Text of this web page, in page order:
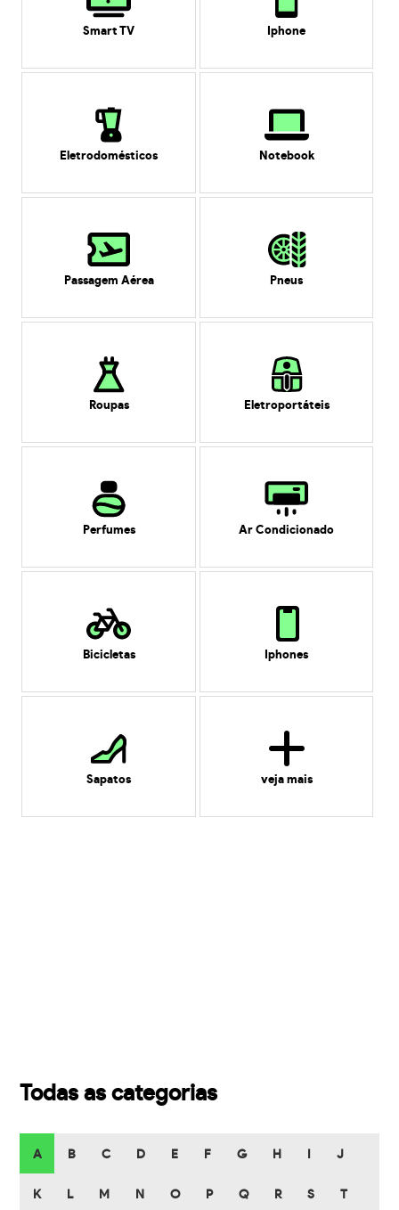
Smart TV Iphone
Eletrodomésticos Notebook
Passagem Aérea Pneus
Roupas Eletroportáteis
Perfumes Ar Condicionado
Bicicletas Iphones
Sapatos veja mais
Todas as categorias
A B C D E F G H J
K L M N O P Q R S T